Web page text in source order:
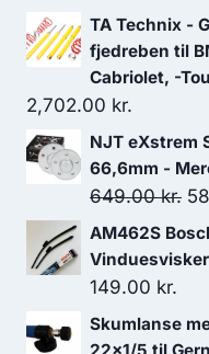
TA Technix -
fjedreben til
Cabriolet, -
2,702.00 kr.
NJT eXstrem
66,6mm -
649.00kr.
AM462S
149.00 kr.
Skumlanse